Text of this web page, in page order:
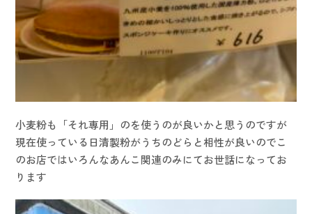
小麦粉も「それ専用」のを使うのが良いかと思うのですが
現在使っている日清製粉がうちのどらと相性が良いのでこ
のお店ではいろんなあんこ関連のみにてお世話になってお
ります